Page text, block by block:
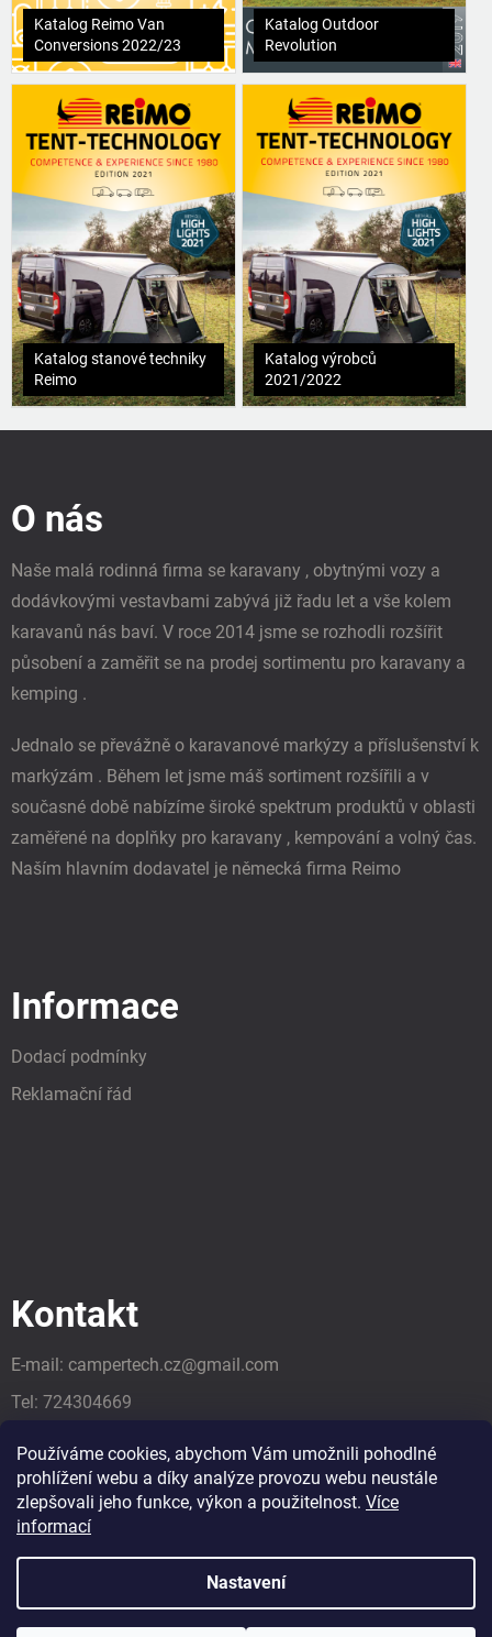
Používáme cookies, abychom Vám umožnili pohodlné
prohlížení webu a díky analýze provozu webu neustále
zlepšovali jeho funkce, výkon a použitelnost. Více
informací
Nastavení
Katalog Reimo Van
Conversions 2022/23
Katalog Outdoor
Revolution
Katalog stanové techniky
Reimo
Katalog výrobců
2021/2022
O nás
Naše malá rodinná firma se karavany , obytnými vozy a
dodávkovými vestavbami zabývá již řadu let a vše kolem
karavanů nás baví. V roce 2014 jsme se rozhodli rozšířit
působení a zaměřit se na prodej sortimentu pro karavany a
kemping .
Jednalo se převážně o karavanové markýzy a příslušenství k
markýzám . Během let jsme máš sortiment rozšířili a v
současné době nabízíme široké spektrum produktů v oblasti
zaměřené na doplňky pro karavany , kempování a volný čas.
Naším hlavním dodavatel je německá firma Reimo
Informace
Dodací podmínky
Reklamační řád
Kontakt
E-mail: campertech.cz@gmail.com
Tel: 724304669